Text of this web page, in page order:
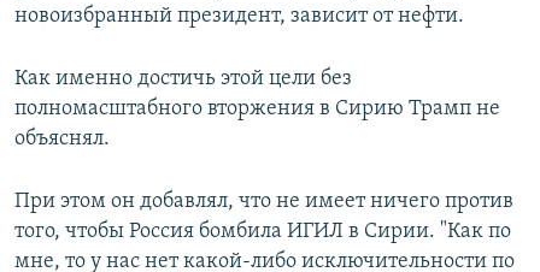
новоизбранный президент, зависит от нефти.
Как именно достичь этой цели без
полномасштабного вторжения в Сирию Трамп не
объяснял.
При этом он добавлял, что не имеет ничего против
того, чтобы Россия бомбила ИГИЛ в Сирии. "Как по
мне, то у нас нет какой-либо исключительности по